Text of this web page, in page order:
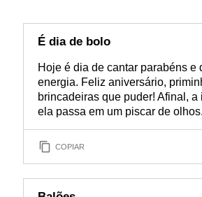
É dia de bolo
Hoje é dia de cantar parabéns
energia. Feliz aniversário,
brincadeiras que puder! Afinal,
ela passa em um piscar de olhos.
COPIAR